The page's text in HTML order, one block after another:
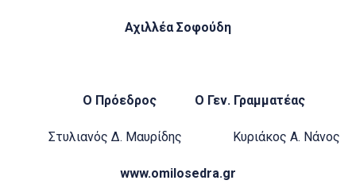
Αχιλλέα Σοφούδη
Ο Πρόεδρος Ο Γεν. Γραμματέας
Στυλιανός Δ. Μαυρίδης Κυριάκος Α. Νάνος
www.omilosedra.gr